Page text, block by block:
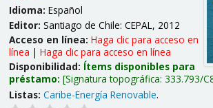
Idioma: Español
Editor: Santiago de Chile: CEPAL, 2012
Acceso en línea: Haga clic para acceso en
línea | Haga clic para acceso en línea
Disponibilidad: Ítems disponibles para
préstamo: Signatura topográfica: 333.793/
Listas: Caribe-Energía Renovable.